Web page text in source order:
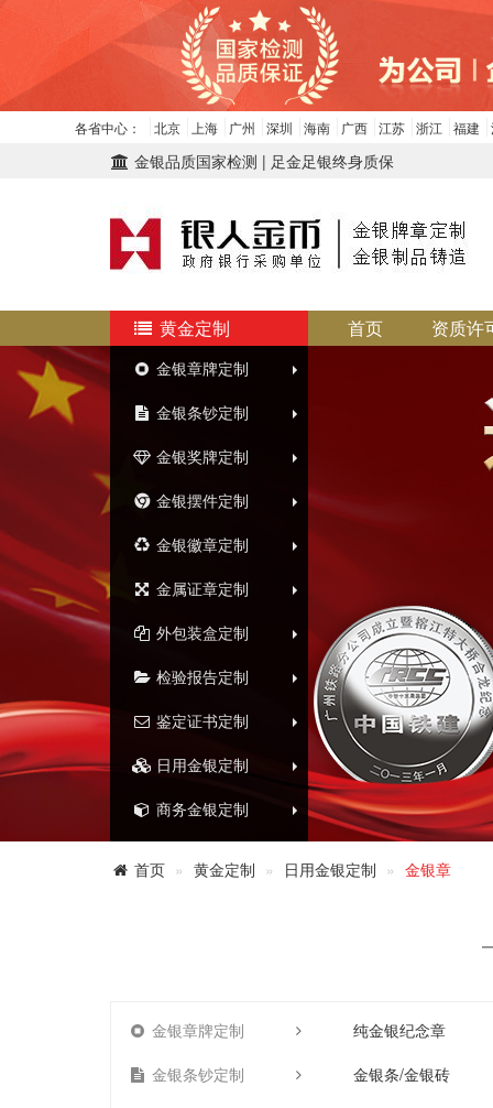
各省中心： 北京 上海 广州 深圳 海南 广西 江苏 浙江 福建
金银品质国家检测 | 足金足银终身质保
黄金定制
金银章牌定制
金银条钞定制
金银奖牌定制
金银摆件定制
金银徽章定制
金属证章定制
外包装盒定制
检验报告定制
鉴定证书定制
日用金银定制
商务金银定制
首页 资质许
首页 黄金定制 日用金银定制 金银章
金银章牌定制
纯金银纪念章
金银条钞定制
金银条/金银砖